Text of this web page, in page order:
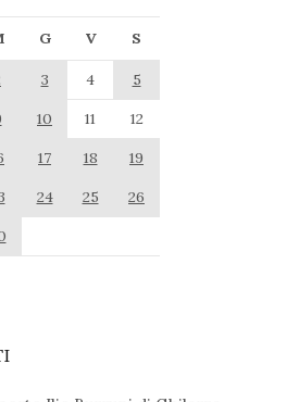
G V S
3 4
5
10 11
12
17 18
19
24 25
26